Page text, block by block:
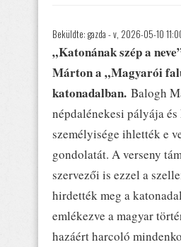
Beküldte: gazda - v, 2026-05-10
„Katonának szép a
Márton a „Magyarói
katonadalban. Balogh
népdalénekesi pályája
személyisége ihlették e
gondolatát. A verseny
szervezői is ezzel a
hirdették meg a
emlékezve a magyar
hazáért harcoló